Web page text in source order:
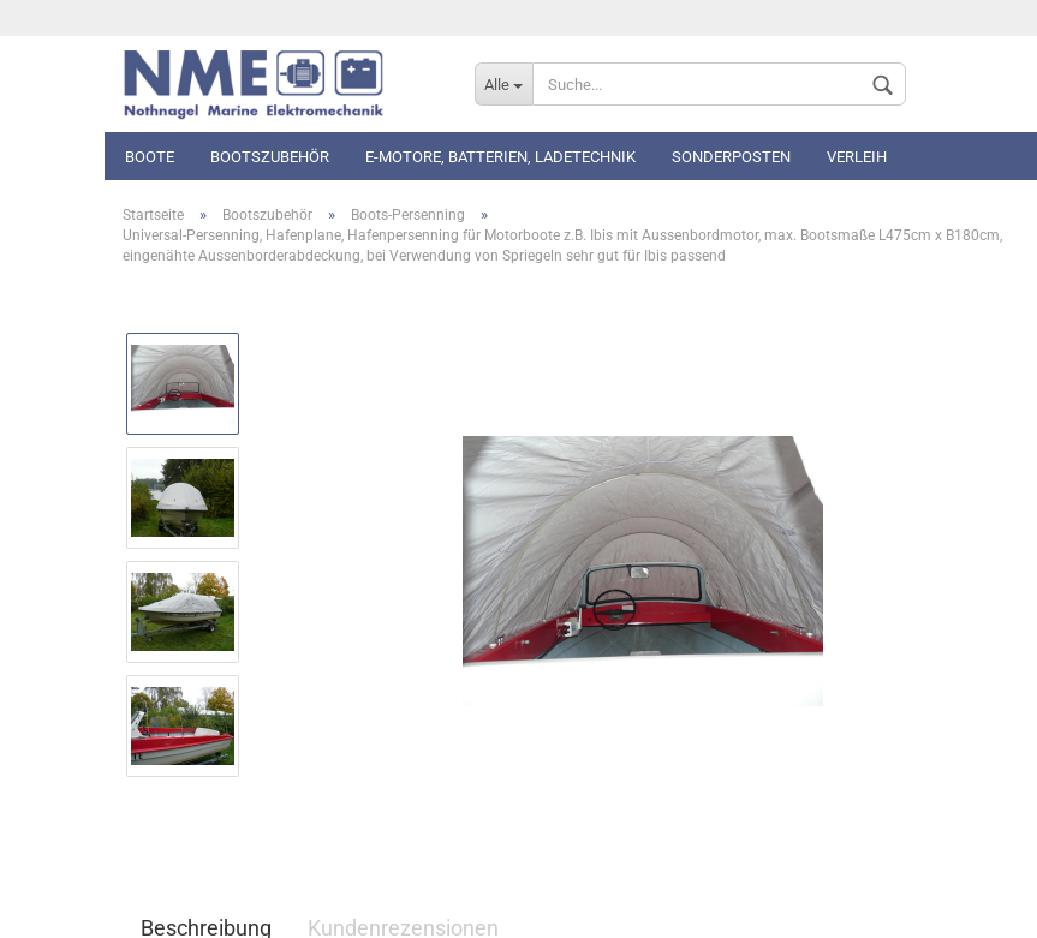
Alle
BOOTE BOOTSZUBEHÖR E-MOTORE, BATTERIEN, LADETECHNIK SONDERPOSTEN VERLEIH
Startseite » Bootszubehör » Boots-Persenning »
Universal-Persenning, Hafenplane, Hafenpersenning für Motorboote z.B. Ibis mit Aussenbordmotor, max. Bootsmaße L475cm x B180cm,
eingenähte Aussenborderabdeckung, bei Verwendung von Spriegeln sehr gut für Ibis passend
Beschreibung Kundenrezensionen